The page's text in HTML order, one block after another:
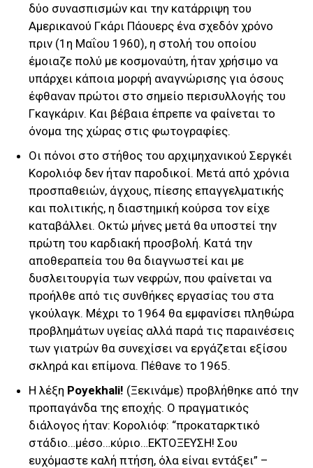
δύο συνασπισμών και την κατάρριψη του
Αμερικανού Γκάρι Πάουερς ένα σχεδόν χρόνο
πριν (1η Μαΐου 1960), η στολή του οποίου
έμοιαζε πολύ με κοσμοναύτη, ήταν χρήσιμο να
υπάρχει κάποια μορφή αναγνώρισης για όσους
έφθαναν πρώτοι στο σημείο περισυλλογής του
Γκαγκάριν. Και βέβαια έπρεπε να φαίνεται το
όνομα της χώρας στις φωτογραφίες.
Οι πόνοι στο στήθος του αρχιμηχανικού Σεργκέι
Κορολιόφ δεν ήταν παροδικοί. Μετά από χρόνια
προσπαθειών, άγχους, πίεσης επαγγελματικής
και πολιτικής, η διαστημική κούρσα τον είχε
καταβάλλει. Οκτώ μήνες μετά θα υποστεί την
πρώτη του καρδιακή προσβολή. Κατά την
αποθεραπεία του θα διαγνωστεί και με
δυσλειτουργία των νεφρών, που φαίνεται να
προήλθε από τις συνθήκες εργασίας του στα
γκούλαγκ. Μέχρι το 1964 θα εμφανίσει πληθώρα
προβλημάτων υγείας αλλά παρά τις παραινέσεις
των γιατρών θα συνεχίσει να εργάζεται εξίσου
σκληρά και επίμονα. Πέθανε το 1965.
Η λέξη Poyekhali! (Ξεκινάμε) προβλήθηκε από την
προπαγάνδα της εποχής. Ο πραγματικός
διάλογος ήταν: Κορολιόφ: “προκαταρκτικό
στάδιο…μέσο…κύριο…ΕΚΤΟΞΕΥΣΗ! Σου
ευχόμαστε καλή πτήση, όλα είναι εντάξει” –